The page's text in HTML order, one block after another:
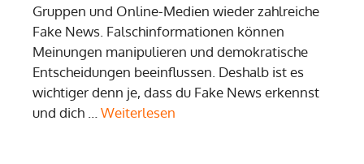
Gruppen und Online-Medien wieder zahlreiche
Fake News. Falschinformationen können
Meinungen manipulieren und demokratische
Entscheidungen beeinflussen. Deshalb ist es
wichtiger denn je, dass du Fake News erkennst
und dich … Weiterlesen